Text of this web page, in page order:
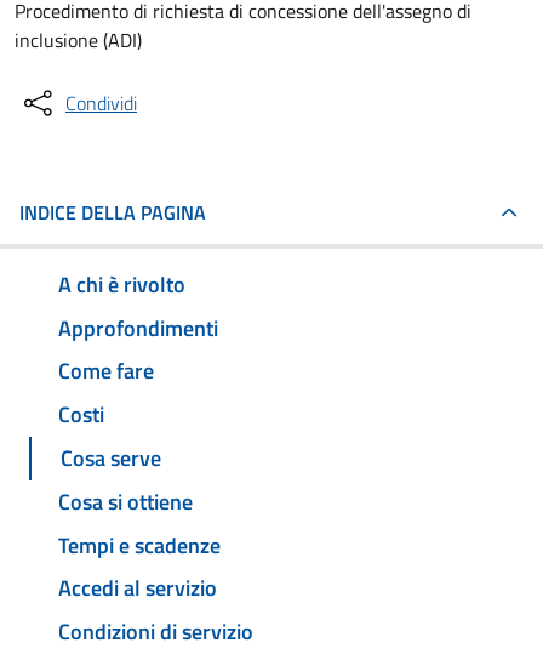
Procedimento di richiesta di concessione dell'assegno di
inclusione (ADI)
Condividi
INDICE DELLA PAGINA
A chi è rivolto
Approfondimenti
Come fare
Costi
Cosa serve
Cosa si ottiene
Tempi e scadenze
Accedi al servizio
Condizioni di servizio